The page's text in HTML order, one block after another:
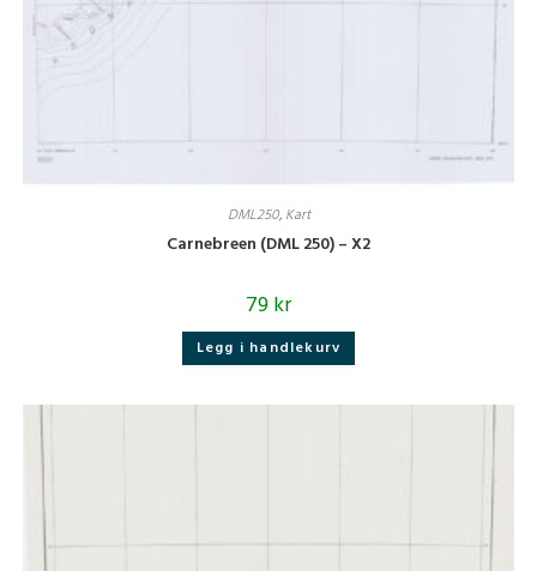
DML250, Kart
Carnebreen (DML 250) – X2
79kr
Legg i handlekurv